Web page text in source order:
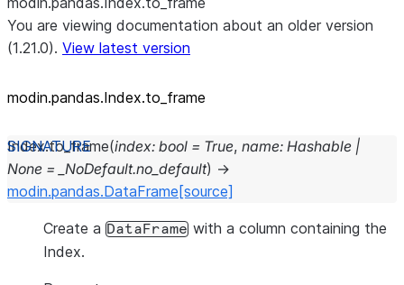
You are viewing documentation about an older version
(1.21.0). View latest version
modin.pandas.Index.to_frame
Index.to_frame(index: bool = True, name: Hashable |
None = _NoDefault.no_default) →
modin.pandas.DataFrame [source]
Create a DataFrame with a column containing the
Index.